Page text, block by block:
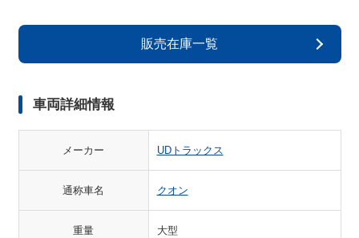
販売在庫一覧
車両詳細情報
メーカー UDトラックス
通称車名 クオン
重量 大型